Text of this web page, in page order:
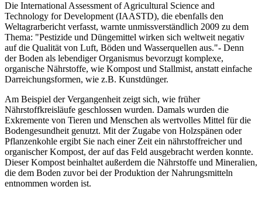
Die International Assessment of Agricultural Science and
Technology for Development (IAASTD), die ebenfalls den
Weltagrarbericht verfasst, warnte unmissverständlich 2009 zu dem
Thema: "Pestizide und Düngemittel wirken sich weltweit negativ
auf die Qualität von Luft, Böden und Wasserquellen aus."- Denn
der Boden als lebendiger Organismus bevorzugt komplexe,
organische Nährstoffe, wie Kompost und Stallmist, anstatt einfache
Darreichungsformen, wie z.B. Kunstdünger.
Am Beispiel der Vergangenheit zeigt sich, wie früher
Nährstoffkreisläufe geschlossen wurden. Damals wurden die
Exkremente von Tieren und Menschen als wertvolles Mittel für die
Bodengesundheit genutzt. Mit der Zugabe von Holzspänen oder
Pflanzenkohle ergibt Sie nach einer Zeit ein nährstoffreicher und
organischer Kompost, der auf das Feld ausgebracht werden konnte.
Dieser Kompost beinhaltet außerdem die Nährstoffe und Mineralien,
die dem Boden zuvor bei der Produktion der Nahrungsmitteln
entnommen worden ist.